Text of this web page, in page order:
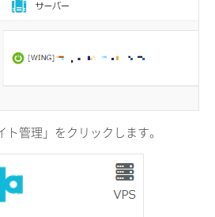
管理」をクリックします。